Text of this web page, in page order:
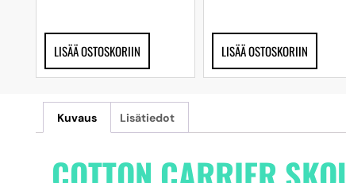
LISÄÄ OSTOSKORIIN LISÄÄ OSTOSKORIIN
Kuvaus Lisätiedot